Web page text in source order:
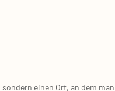
einen Ort, an dem man